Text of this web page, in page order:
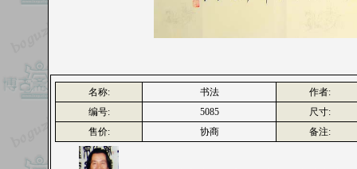
名称: 书法
作者:
编号:
5085
尺寸:
售价:
协商 备注: